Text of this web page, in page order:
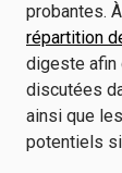
probantes.
répartition
digeste afin
discutées
ainsi que
potentiels